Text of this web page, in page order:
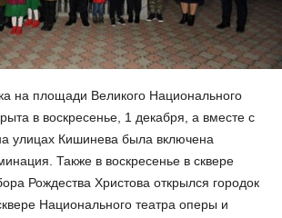
на площади Великого Национального
в воскресенье, 1 декабря, а вместе с
улицах Кишинева была включена
Также в воскресенье в сквере
Рождества Христова открылся городок
Национального театра оперы и